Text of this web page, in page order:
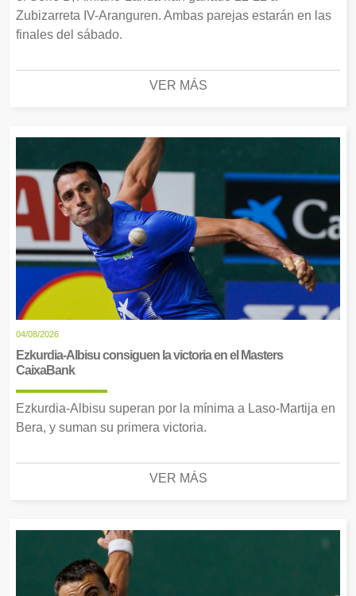
Zubizarreta IV-Aranguren. Ambas parejas estarán en las
finales del sábado.
VER MÁS
04/08/2026
Ezkurdia-Albisu consiguen la victoria en el Masters
CaixaBank
Ezkurdia-Albisu superan por la mínima a Laso-Martija en
Bera, y suman su primera victoria.
VER MÁS